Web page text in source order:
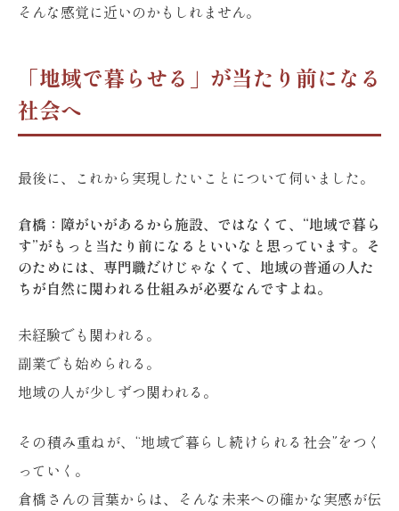
そんな感覚に近いのかもしれません。
「地域で暮らせる」が当たり前になる
社会へ
最後に、これから実現したいことについて伺いました。
倉橋：障がいがあるから施設、ではなくて、“地域で暮ら
す”がもっと当たり前になるといいなと思っています。そ
のためには、専門職だけじゃなくて、地域の普通の人た
ちが自然に関われる仕組みが必要なんですよね。
未経験でも関われる。
副業でも始められる。
地域の人が少しずつ関われる。
その積み重ねが、“地域で暮らし続けられる社会”をつく
っていく。
倉橋さんの言葉からは、そんな未来への確かな実感が伝